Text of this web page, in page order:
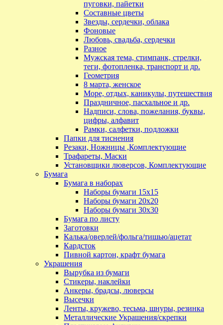
пуговки, пайетки
Составные цветы
Звезды, сердечки, облака
Фоновые
Любовь, свадьба, сердечки
Разное
Мужская тема, стимпанк, стрелки,
теги, фотопленка, транспорт и др.
Геометрия
8 марта, женское
Море, отдых, каникулы, путешествия
Праздничное, пасхальное и др.
Надписи, слова, пожелания, буквы,
цифры, алфавит
Рамки, салфетки, подложки
Папки для тиснения
Резаки, Ножницы ,Комплектующие
Трафареты, Маски
Установщики люверсов, Комплектующие
Бумага
Бумага в наборах
Наборы бумаги 15х15
Наборы бумаги 20х20
Наборы бумаги 30х30
Бумага по листу
Заготовки
Калька/оверлей/фольга/тишью/ацетат
Кардсток
Пивной картон, крафт бумага
Украшения
Вырубка из бумаги
Стикеры, наклейки
Анкеры, брадсы, люверсы
Высечки
Ленты, кружево, тесьма, шнуры, резинка
Металлические Украшения/скрепки